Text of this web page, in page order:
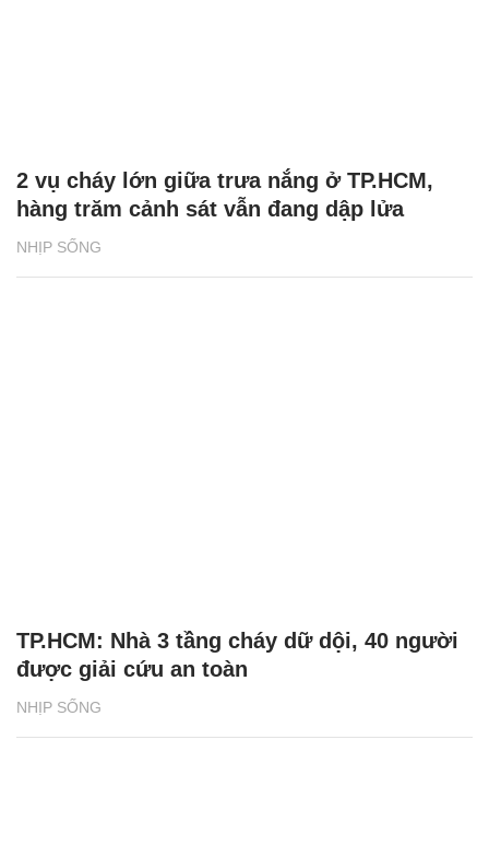
NHỊP SỐNG
2 vụ cháy lớn giữa trưa nắng ở TP.HCM,
hàng trăm cảnh sát vẫn đang dập lửa
NHỊP SỐNG
TP.HCM: Nhà 3 tầng cháy dữ dội, 40 người
được giải cứu an toàn